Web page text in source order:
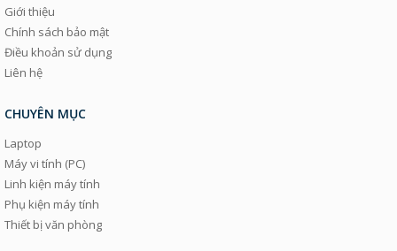
Giới thiệu
Chính sách bảo mật
Điều khoản sử dụng
Liên hệ
CHUYÊN MỤC
Laptop
Máy vi tính (PC)
Linh kiện máy tính
Phụ kiện máy tính
Thiết bị văn phòng